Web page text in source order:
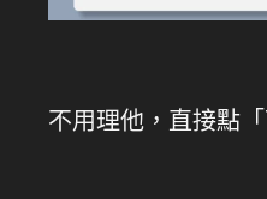
不用理他，直接點「